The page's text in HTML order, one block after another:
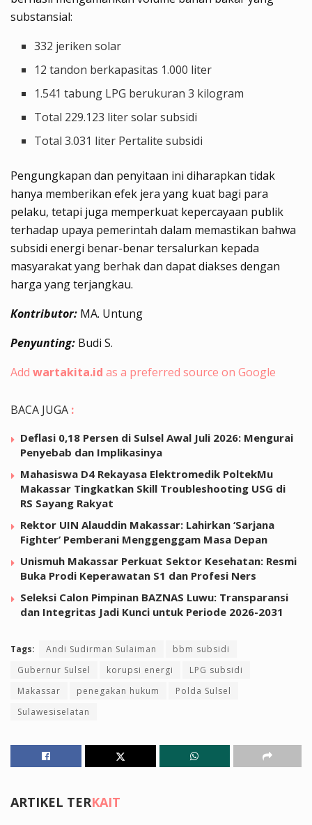
substansial:
332 jeriken solar
12 tandon berkapasitas 1.000 liter
1.541 tabung LPG berukuran 3 kilogram
Total 229.123 liter solar subsidi
Total 3.031 liter Pertalite subsidi
Pengungkapan dan penyitaan ini diharapkan tidak
hanya memberikan efek jera yang kuat bagi para
pelaku, tetapi juga memperkuat kepercayaan publik
terhadap upaya pemerintah dalam memastikan bahwa
subsidi energi benar-benar tersalurkan kepada
masyarakat yang berhak dan dapat diakses dengan
harga yang terjangkau.
Kontributor: MA. Untung
Penyunting: Budi S.
Add wartakita.id as a preferred source on Google
BACA JUGA :
Deflasi 0,18 Persen di Sulsel Awal Juli 2026: Mengurai
Penyebab dan Implikasinya
Mahasiswa D4 Rekayasa Elektromedik PoltekMu
Makassar Tingkatkan Skill Troubleshooting USG di
RS Sayang Rakyat
Rektor UIN Alauddin Makassar: Lahirkan ‘Sarjana
Fighter’ Pemberani Menggenggam Masa Depan
Unismuh Makassar Perkuat Sektor Kesehatan: Resmi
Buka Prodi Keperawatan S1 dan Profesi Ners
Seleksi Calon Pimpinan BAZNAS Luwu: Transparansi
dan Integritas Jadi Kunci untuk Periode 2026-2031
Tags: Andi Sudirman Sulaiman
bbm subsidi
Gubernur Sulsel
korupsi energi
LPG subsidi
Makassar
penegakan hukum
Polda Sulsel
Sulawesiselatan
ARTIKEL TERKAIT